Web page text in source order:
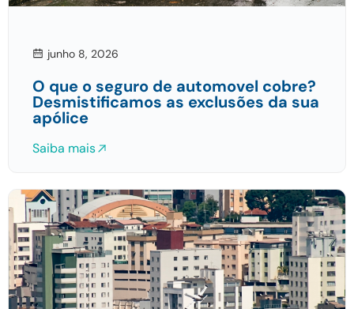
junho 8, 2026
O que o seguro de automovel cobre?
Desmistificamos as exclusões da sua
apólice
Saiba mais